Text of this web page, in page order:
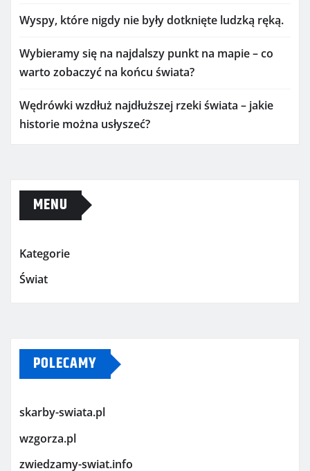
Wyspy, które nigdy nie były dotknięte ludzką ręką.
Wybieramy się na najdalszy punkt na mapie – co
warto zobaczyć na końcu świata?
Wędrówki wzdłuż najdłuższej rzeki świata – jakie
historie można usłyszeć?
MENU
Kategorie
Świat
POLECAMY
skarby-swiata.pl
wzgorza.pl
zwiedzamy-swiat.info